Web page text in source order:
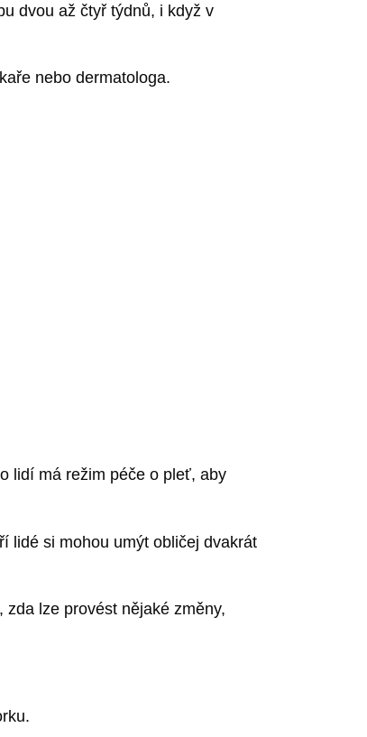
dvou až čtyř týdnů, i když v
nebo dermatologa.
lidí má režim péče o pleť, aby
lidé si mohou umýt obličej dvakrát
lze provést nějaké změny,